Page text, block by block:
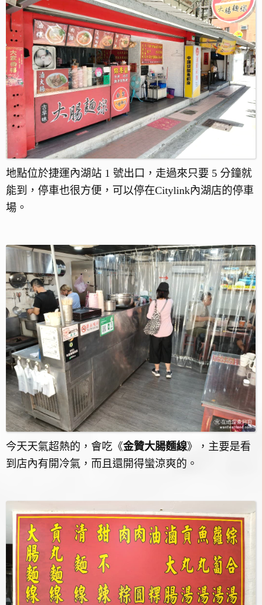
地點位於捷運內湖站 1 號出口，走過來只要 5 分鐘就
能到，停車也很方便，可以停在Citylink內湖店的停車
場。
今天天氣超熱的，會吃《金贊大腸麵線》，主要是看
到店內有開冷氣，而且還開得蠻涼爽的。